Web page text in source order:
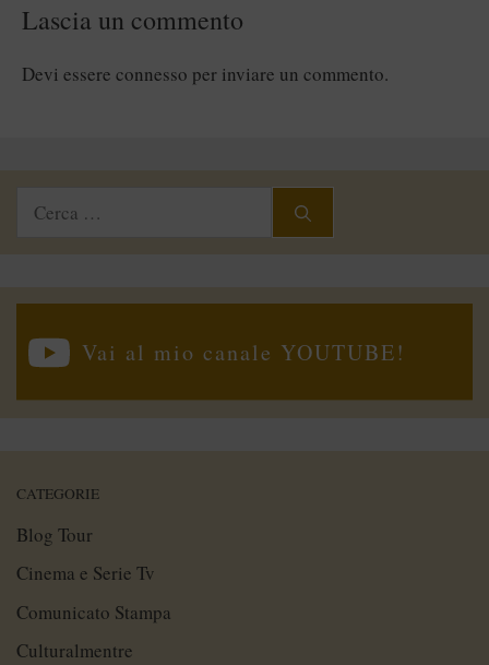
Lascia un commento
Devi essere connesso per inviare un commento.
Ricerca
Vai al mio canale YOUTUBE!
CATEGORIE
Blog Tour
Cinema e Serie Tv
Comunicato Stampa
Culturalmentre